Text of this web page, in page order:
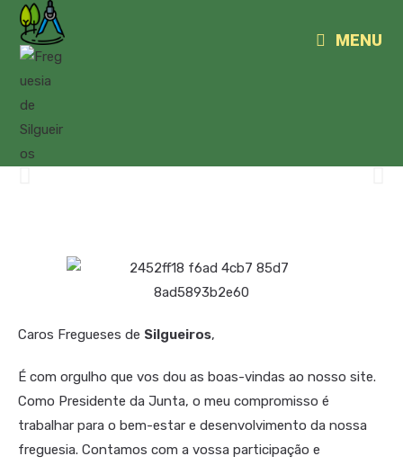
MENU
aqui sabe bem viver!
Caros Fregueses de Silgueiros,
É com orgulho que vos dou as boas-vindas ao nosso site.
Como Presidente da Junta, o meu compromisso é
trabalhar para o bem-estar e desenvolvimento da nossa
freguesia. Contamos com a vossa participação e